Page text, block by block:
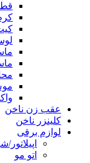
عقب زن ناخن
کلینزر ناخن
لوازم برقی
اتو مو